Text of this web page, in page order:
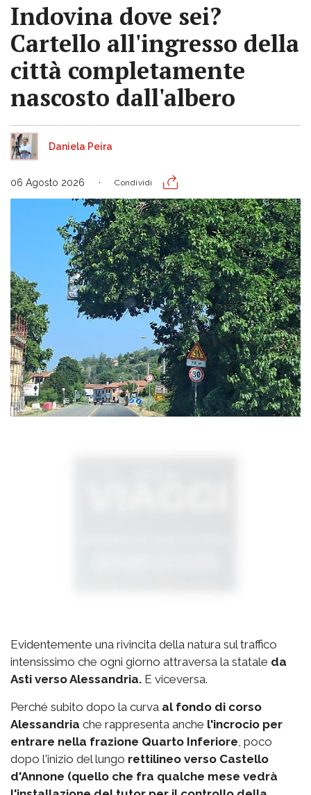
Indovina dove sei?
Cartello all'ingresso della
città completamente
nascosto dall'albero
Daniela Peira
06 Agosto 2026 Condividi
Evidentemente una rivincita della natura sul traffico
intensissimo che ogni giorno attraversa la statale da
Asti verso Alessandria. E viceversa.
Perché subito dopo la curva al fondo di corso
Alessandria che rappresenta anche l'incrocio per
entrare nella frazione Quarto Inferiore , poco
dopo l'inizio del lungo rettilineo verso Castello
d'Annone (quello che fra qualche mese vedrà